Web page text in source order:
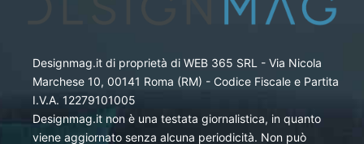
Designmag.it di proprietà di WEB 365 SRL - Via Nicola
Marchese 10, 00141 Roma (RM) - Codice Fiscale e Partita
I.V.A. 12279101005
Designmag.it non è una testata giornalistica, in quanto
viene aggiornato senza alcuna periodicità. Non può